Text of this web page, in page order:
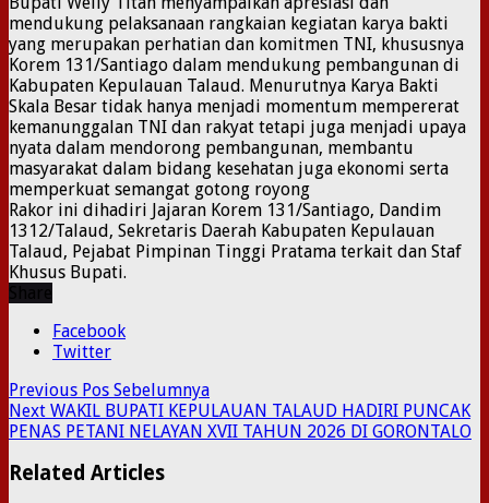
mendukung pelaksanaan rangkaian kegiatan karya bakti
yang merupakan perhatian dan komitmen TNI, khususnya
Korem 131/Santiago dalam mendukung pembangunan di
Kabupaten Kepulauan Talaud. Menurutnya Karya Bakti
Skala Besar tidak hanya menjadi momentum mempererat
kemanunggalan TNI dan rakyat tetapi juga menjadi upaya
nyata dalam mendorong pembangunan, membantu
masyarakat dalam bidang kesehatan juga ekonomi serta
memperkuat semangat gotong royong
Rakor ini dihadiri Jajaran Korem 131/Santiago, Dandim
1312/Talaud, Sekretaris Daerah Kabupaten Kepulauan
Talaud, Pejabat Pimpinan Tinggi Pratama terkait dan Staf
Khusus Bupati.
Facebook
Twitter
Previous Pos Sebelumnya
Next WAKIL BUPATI KEPULAUAN TALAUD HADIRI PUNCAK
PENAS PETANI NELAYAN XVII TAHUN 2026 DI GORONTALO
Related Articles